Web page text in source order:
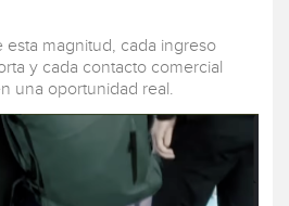
magnitud, cada ingreso
y cada contacto comercial
una oportunidad real.